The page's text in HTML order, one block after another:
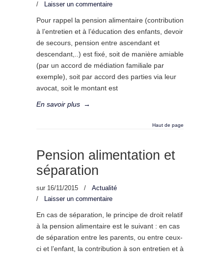
/
Laisser un commentaire
Pour rappel la pension alimentaire (contribution
à l’entretien et à l’éducation des enfants, devoir
de secours, pension entre ascendant et
descendant,..) est fixé, soit de manière amiable
(par un accord de médiation familiale par
exemple), soit par accord des parties via leur
avocat, soit le montant est
En savoir plus →
Haut de page
Pension alimentation et
séparation
sur 16/11/2015 /
Actualité
/
Laisser un commentaire
En cas de séparation, le principe de droit relatif
à la pension alimentaire est le suivant : en cas
de séparation entre les parents, ou entre ceux-
ci et l’enfant, la contribution à son entretien et à